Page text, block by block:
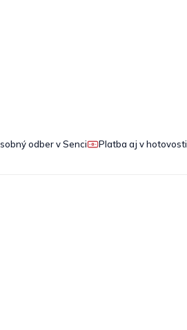
odber v Senci Platba aj v hotovosti